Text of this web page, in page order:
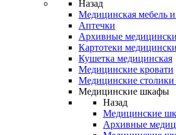
Назад
Медицинская мебель
Аптечки
Архивные
Картотеки
Кушетка медицинская
Медицинские кровати
Медицинские
Медицинские шкафы
Назад
Медицинские
Архивные